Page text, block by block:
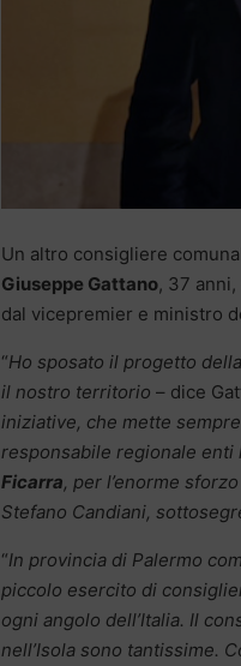
Un altro consigliere
Giuseppe Gattano, 37
dal vicepremier e ministro
“Ho sposato il progetto
il nostro territorio – dice
iniziative, che mette
responsabile regionale enti
Ficarra, per l’enorme
Stefano Candiani,
“In provincia di Palermo
piccolo esercito di
ogni angolo dell’Italia. Il
nell’Isola sono tantissime.